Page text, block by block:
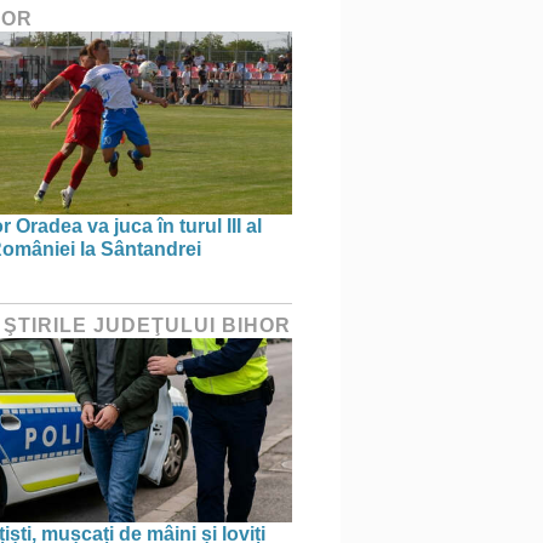
Oradea va juca în turul III al
la Sântandrei
JUDEŢULUI BIHOR
mușcați de mâini și loviți